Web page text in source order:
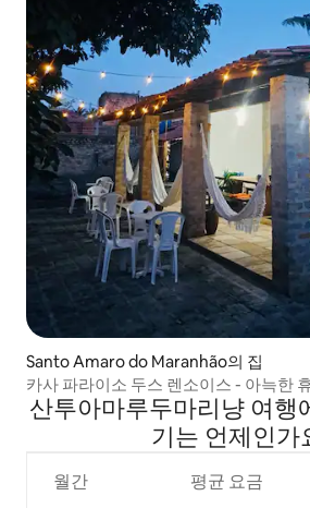
Santo Amaro do Maranhão의 집
카사 파라이소 두스 렌소이스 - 아늑한
산투아마루두마리냥 여행
기는 언제인가
월간 평균 요금